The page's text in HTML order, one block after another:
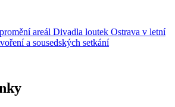
areál Divadla loutek Ostrava v letní
a sousedských setkání